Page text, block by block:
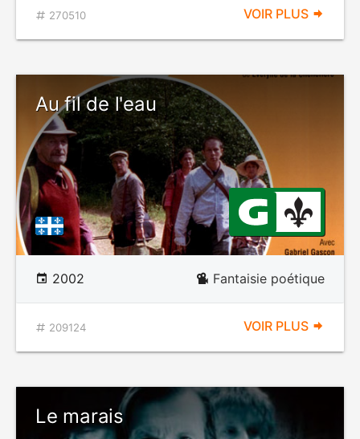
270510 VOIR PLUS
Au fil de l'eau
2002 Fantaisie poétique
209124 VOIR PLUS
Le marais